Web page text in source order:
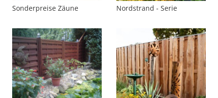
Sonderpreise Zäune Nordstrand - Serie